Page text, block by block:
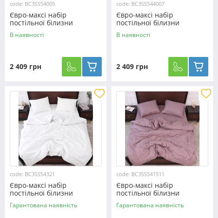
code: BC3SS54005
Євро-максі набір
постільної білизни
200*220 зі Страйп Сатину
№54005
В наявності
2 409 грн
code: BC3SS544007
Євро-максі набір
постільної білизни
200*220 з Страйп Сатину
№544007
В наявності
2 409 грн
code: BC3SS54321
Євро-максі набір
постільної білизни
200*220 з Страйп Сатину
№54321
Гарантована наявність
code: BC3SS541511
Євро-максі набір
постільної білизни
200*220 з Страйп Сатину
№541511
Гарантована наявність